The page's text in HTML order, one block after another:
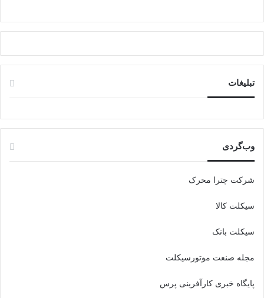
تبلیغات
وب‌گردی
شرکت چترا محرک
سیکلت کالا
سیکلت بانک
مجله صنعت موتورسیکلت
پایگاه خبری کارآفرینی پرس